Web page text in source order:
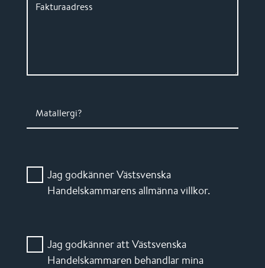
Fakturaadress
Matallergi?
Jag godkänner Västsvenska
Handelskammarens allmänna villkor.
Jag godkänner att Västsvenska
Handelskammaren behandlar mina